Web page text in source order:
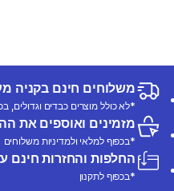
משלוחים חינם בקניה מעל 249
*לא כולל מוצרים כבדים וגדולים,
מזמינים ואוספים את
*בכפוף למלאי ולמדיניות משלוחים
החלפות והחזרות חינם עד 365 ימים ממועד
*בכפוף לתקנון